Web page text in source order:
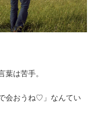
葉は苦手。
会おうね♡」なんてい